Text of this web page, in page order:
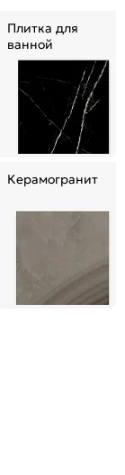
Плитка для
ванной
Керамогранит